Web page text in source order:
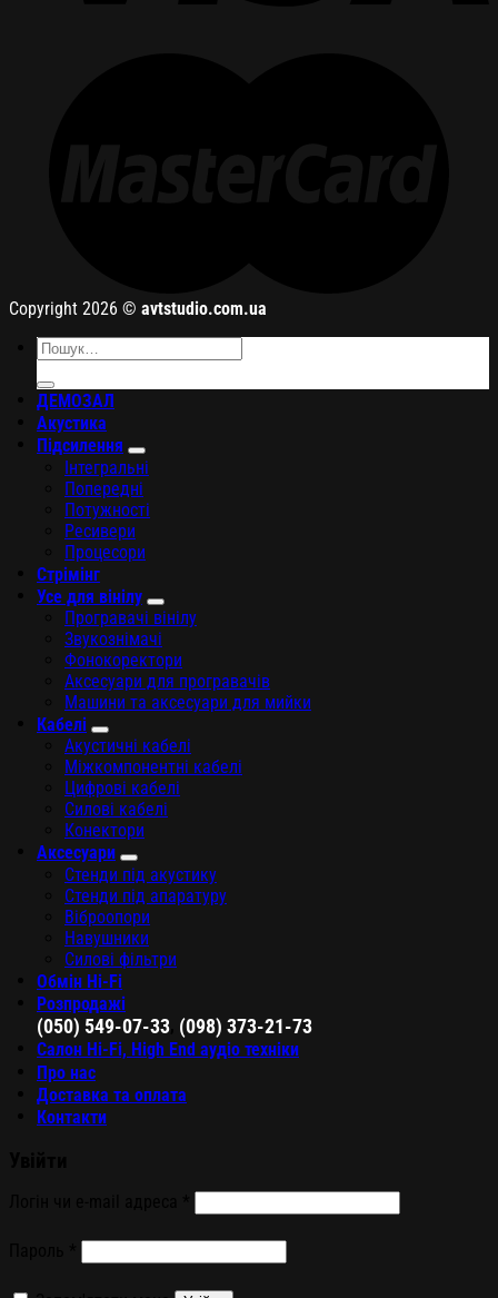
Copyright 2026 © avtstudio.com.ua
Шукати:
ДЕМОЗАЛ
Акустика
Підсилення
Інтегральні
Попередні
Потужності
Ресивери
Процесори
Стрімінг
Усе для вінілу
Програвачі вінілу
Звукознімачі
Фонокоректори
Аксесуари для програвачів
Машини та аксесуари для мийки
Кабелі
Акустичні кабелі
Міжкомпонентні кабелі
Цифрові кабелі
Силові кабелі
Конектори
Аксесуари
Стенди під акустику
Стенди під апаратуру
Віброопори
Навушники
Силові фільтри
Обмін Hi-Fi
Розпродажі
(050) 549-07-33 (098) 373-21-73
Салон Hi-Fi, High End аудіо техніки
Про нас
Доставка та оплата
Контакти